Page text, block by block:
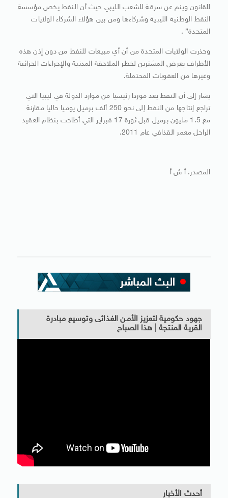
للقانون وينم عن سرقة للشعب الليبي حيث أن النفط يخص مؤسسة
النفط الوطنية الليبية وشركاءها ومن بين هؤلاء الشركاء الولايات
المتحدة” .
وحذرت الولايات المتحدة من أن أي مبيعات للنفط من دون إذن هذه
الأطراف يعرض المشترين لخطر الملاحقة المدنية والإجراءات الجزائية
وغيرها من العقوبات المحتملة.
يشار إلى أن النفط يعد موردا رئيسيا من موارد الدولة في ليبيا التي
تراجع إنتاجها من النفط إلى نحو 250 ألف برميل يوميا حاليا مقارنة
مع 1.5 مليون برميل قبل ثورة 17 فبراير التي أطاحت بنظام العقيد
الراحل معمر القذافي عام 2011.
المصدر: أ ش أ
جهود حكومية لتعزيز الأمن الغذائى وتوسيع مبادرة
القرية المنتجة | هذا الصباح
أحدث الأخبار